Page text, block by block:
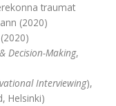
traumat
(2020)
Decision-Making,
Interviewing),
Helsinki)